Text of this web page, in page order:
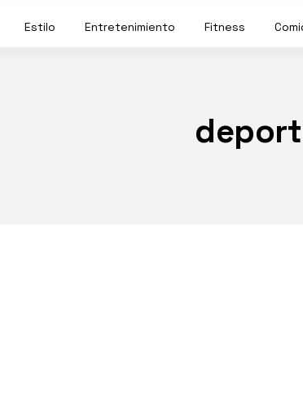
Estilo Entretenimiento Fitness